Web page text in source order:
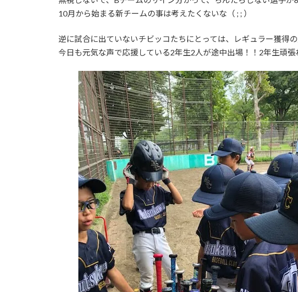
10月から始まる新チームの事は考えたくないな（ ; ; ）
逆に試合に出ていないチビッコたちにとっては、レギュラー獲得
今日も元気な声で応援している2年生2人が途中出場！！2年生頑張